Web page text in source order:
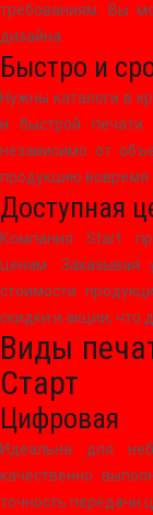
требованиям. Вы
дизайна.
Быстро и
Нужны каталоги в
и быстрой печати.
независимо от
продукцию вовремя.
Доступная
Компания Start
ценам. Заказывая
стоимости
скидки и акции, что
Виды
Старт
Цифровая
Идеальна для
качественно
точность передачи